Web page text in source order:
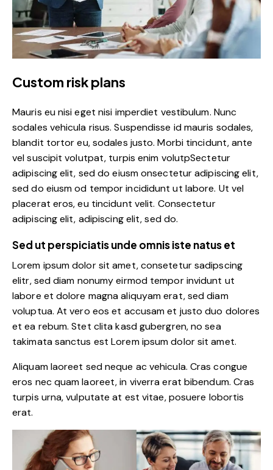
Custom risk plans
Mauris eu nisi eget nisi imperdiet vestibulum. Nunc
sodales vehicula risus. Suspendisse id mauris sodales,
blandit tortor eu, sodales justo. Morbi tincidunt, ante
vel suscipit volutpat, turpis enim volutpSectetur
adipiscing elit, sed do eiusm onsectetur adipiscing elit,
sed do eiusm od tempor incididunt ut labore. Ut vel
placerat eros, eu tincidunt velit. Consectetur
adipiscing elit, adipiscing elit, sed do.
Sed ut perspiciatis unde omnis iste natus et
Lorem ipsum dolor sit amet, consetetur sadipscing
elitr, sed diam nonumy eirmod tempor invidunt ut
labore et dolore magna aliquyam erat, sed diam
voluptua. At vero eos et accusam et justo duo dolores
et ea rebum. Stet clita kasd gubergren, no sea
takimata sanctus est Lorem ipsum dolor sit amet.
Aliquam laoreet sed neque ac vehicula. Cras congue
eros nec quam laoreet, in viverra erat bibendum. Cras
turpis urna, vulputate at est vitae, posuere lobortis
erat.